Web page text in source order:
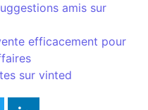
amis sur
efficacement pour
sur vinted